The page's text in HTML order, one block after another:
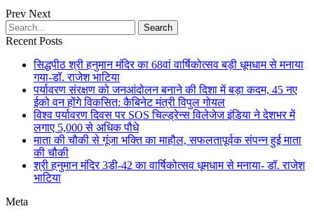
Prev Next
Recent Posts
सिद्धपीठ श्री हनुमान मंदिर का 68वां वार्षिकोत्सव बड़ी धूमधाम से मनाया
गया-डॉ. राजेश भाटिया
पर्यावरण संरक्षण को जनआंदोलन बनाने की दिशा में बड़ा कदम, 45 नए
ईको वन होंगे विकसित: कैबिनेट मंत्री विपुल गोयल
विश्व पर्यावरण दिवस पर SOS चिल्ड्रेन्स विलेजेज इंडिया ने देशभर में
लगाए 5,000 से अधिक पौधे
माता की चौकी से गूंजा भक्ति का माहौल, सफलतापूर्वक संपन्न हुई माता
की चौकी
श्री हनुमान मंदिर 3डी-42 का वार्षिकोत्सव धूमधाम से मनाया- डॉ. राजेश
भाटिया
Meta